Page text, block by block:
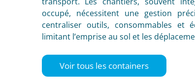
occupé, nécessitent une gestion
centraliser outils, consommables et
limitant l’emprise au sol et les
Voir tous les containers